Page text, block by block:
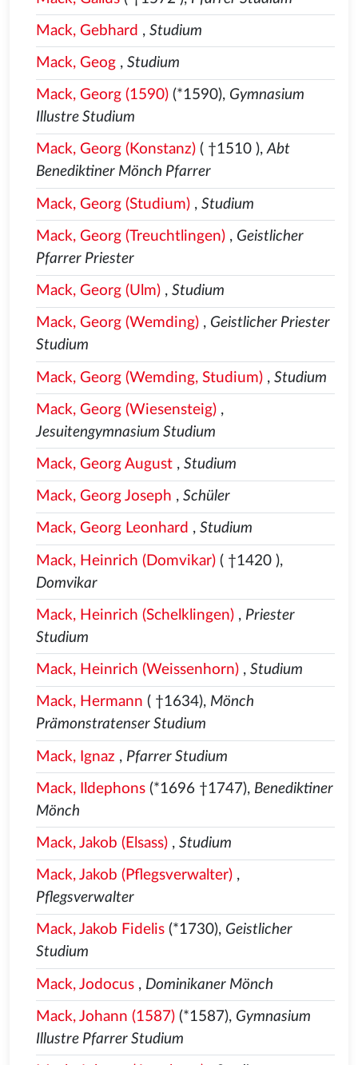
Mack, Gebhard , Studium
Mack, Geog, Studium
Mack, Georg (1590)(*1590), Gymnasium
Illustre Studium
Mack, Georg (Konstanz)( †1510 ),Abt
Benediktiner Mönch Pfarrer
Mack, Georg (Studium), Studium
Mack, Georg (Treuchtlingen), Geistlicher
Pfarrer Priester
Mack, Georg (Ulm), Studium
Mack, Georg (Wemding), Geistlicher Priester
Studium
Mack, Georg (Wemding, Studium), Studium
Mack, Georg (Wiesensteig),
Jesuitengymnasium Studium
Mack, Georg August, Studium
Mack, Georg Joseph , Schüler
Mack, Georg Leonhard , Studium
Mack, Heinrich (Domvikar)( †1420 ),
Domvikar
Mack, Heinrich (Schelklingen), Priester
Studium
Mack, Heinrich (Weissenhorn), Studium
Mack, Hermann ( †1634), Mönch
Prämonstratenser Studium
Mack, Ignaz , Pfarrer Studium
Mack, Ildephons(*1696 †1747), Benediktiner
Mönch
Mack, Jakob (Elsass), Studium
Mack, Jakob (Pflegsverwalter),
Pflegsverwalter
Mack, Jakob Fidelis(*1730), Geistlicher
Studium
Mack, Jodocus, Dominikaner Mönch
Mack, Johann (1587)(*1587), Gymnasium
Illustre Pfarrer Studium